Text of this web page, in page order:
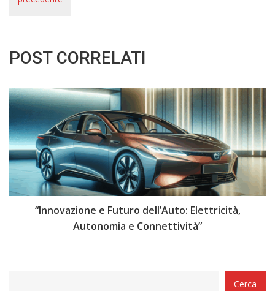
POST CORRELATI
“Innovazione e Futuro dell’Auto: Elettricità,
Autonomia e Connettività”
Cerca